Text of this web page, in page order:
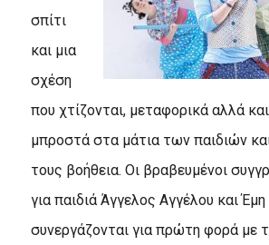
σπίτι
και μια
σχέση
που χτίζονται, μεταφορικά αλλά
μπροστά στα μάτια των παιδιών
τους βοήθεια. Οι βραβευμένοι
για παιδιά Άγγελος Αγγέλου και Έμη
συνεργάζονται για πρώτη φορά με